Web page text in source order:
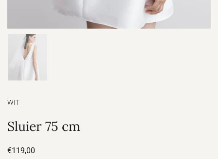
WIT
Sluier 75 cm
€119,00